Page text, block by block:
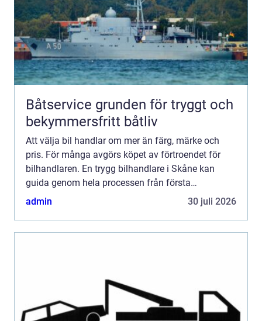
Båtservice grunden för tryggt och
bekymmersfritt båtliv
Att välja bil handlar om mer än färg, märke och
pris. För många avgörs köpet av förtroendet för
bilhandlaren. En trygg bilhandlare i Skåne kan
guida genom hela processen från första
provkörning till finansiering, försäkring och
admin 30 juli 2026